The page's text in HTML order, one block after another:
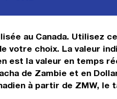
au Canada. Utilisez
votre choix. La valeur
est la valeur en temps
de Zambie et en
à partir de ZMW, le